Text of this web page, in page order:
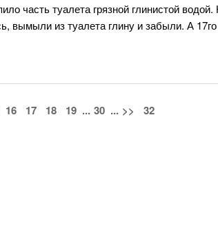
часть туалета грязной глинистой водой.
вымыли из туалета глину и забыли. А 17го
16 17 18 19 ... 30 ... >> 32